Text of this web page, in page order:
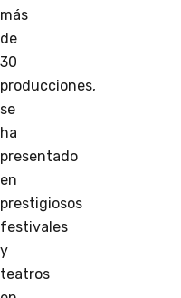
más
de
30
producciones,
se
ha
presentado
en
prestigiosos
festivales
y
teatros